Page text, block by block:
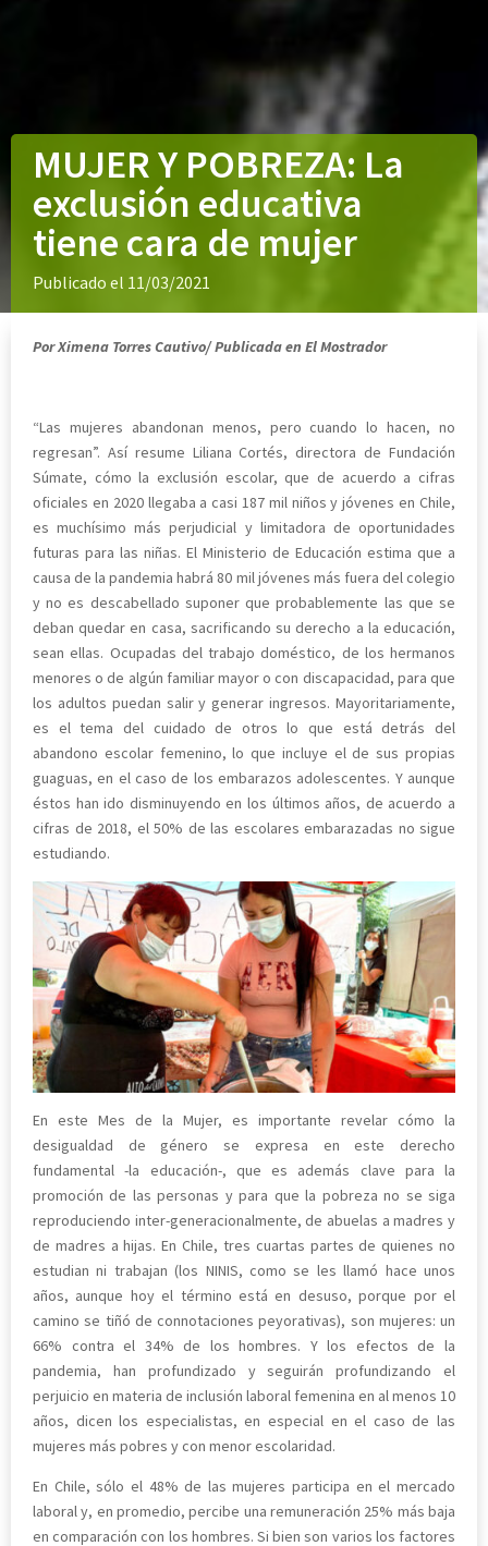
MUJER Y POBREZA: La
exclusión educativa
tiene cara de mujer
Publicado el 11/03/2021
Por Ximena Torres Cautivo/ Publicada en El Mostrador
“Las mujeres abandonan menos, pero cuando lo hacen, no
regresan”. Así resume Liliana Cortés, directora de Fundación
Súmate, cómo la exclusión escolar, que de acuerdo a cifras
oficiales en 2020 llegaba a casi 187 mil niños y jóvenes en Chile,
es muchísimo más perjudicial y limitadora de oportunidades
futuras para las niñas. El Ministerio de Educación estima que a
causa de la pandemia habrá 80 mil jóvenes más fuera del colegio
y no es descabellado suponer que probablemente las que se
deban quedar en casa, sacrificando su derecho a la educación,
sean ellas. Ocupadas del trabajo doméstico, de los hermanos
menores o de algún familiar mayor o con discapacidad, para que
los adultos puedan salir y generar ingresos. Mayoritariamente,
es el tema del cuidado de otros lo que está detrás del
abandono escolar femenino, lo que incluye el de sus propias
guaguas, en el caso de los embarazos adolescentes. Y aunque
éstos han ido disminuyendo en los últimos años, de acuerdo a
cifras de 2018, el 50% de las escolares embarazadas no sigue
estudiando.
En este Mes de la Mujer, es importante revelar cómo la
desigualdad de género se expresa en este derecho
fundamental -la educación-, que es además clave para la
promoción de las personas y para que la pobreza no se siga
reproduciendo inter-generacionalmente, de abuelas a madres y
de madres a hijas. En Chile, tres cuartas partes de quienes no
estudian ni trabajan (los NINIS, como se les llamó hace unos
años, aunque hoy el término está en desuso, porque por el
camino se tiñó de connotaciones peyorativas), son mujeres: un
66% contra el 34% de los hombres. Y los efectos de la
pandemia, han profundizado y seguirán profundizando el
perjuicio en materia de inclusión laboral femenina en al menos 10
años, dicen los especialistas, en especial en el caso de las
mujeres más pobres y con menor escolaridad.
En Chile, sólo el 48% de las mujeres participa en el mercado
laboral y, en promedio, percibe una remuneración 25% más baja
en comparación con los hombres. Si bien son varios los factores